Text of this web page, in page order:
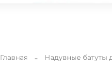
Главная Надувные батуты